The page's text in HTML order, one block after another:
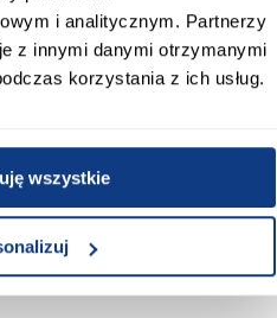
i analitycznym. Partnerzy
z innymi danymi otrzymanymi
korzystania z ich usług.
wszystkie
Informacje o